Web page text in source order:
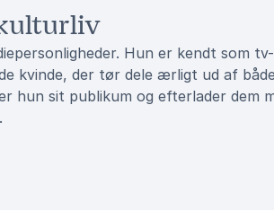
Hun er kendt som
kvinde, der tør dele ærligt ud af
hun sit publikum og efterlader dem